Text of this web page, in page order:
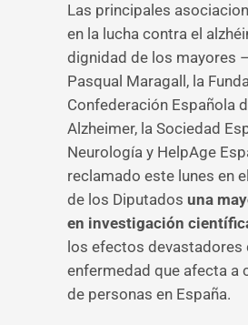
Las principales
en la lucha contra el
dignidad de los mayores
Pasqual Maragall, la
Confederación Española
Alzheimer, la Sociedad
Neurología y HelpAge
reclamado este lunes en
de los Diputados una
en investigación
los efectos devastadores
enfermedad que afecta a
de personas en España.